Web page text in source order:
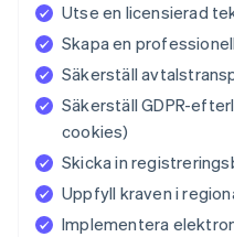
Utse en licensierad
Skapa en
Säkerställ
Säkerställ GDPR-
cookies)
Skicka in
Uppfyll kraven i
Implementera